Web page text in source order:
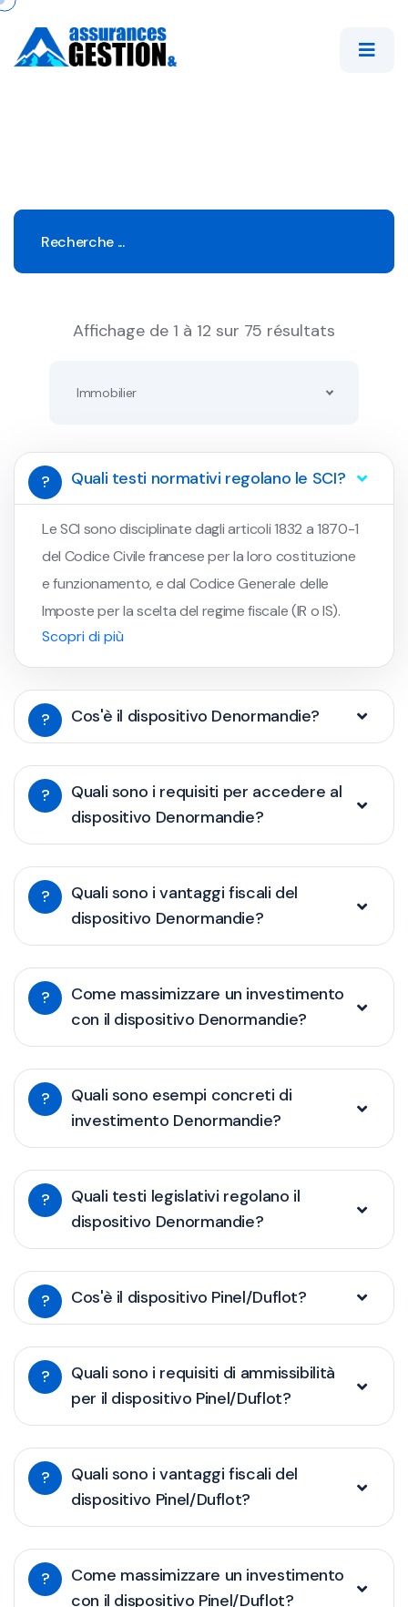
Affichage de 1 à 12 sur 75 résultats
Immobilier
? Quali testi normativi regolano le SCI?
Le SCI sono disciplinate dagli articoli 1832 a 1870-1
del Codice Civile francese per la loro costituzione
e funzionamento, e dal Codice Generale delle
Imposte per la scelta del regime fiscale (IR o IS).
Scopri di più
? Cos'è il dispositivo Denormandie?
?
Quali sono i requisiti per accedere al
dispositivo Denormandie?
?
Quali sono i vantaggi fiscali del
dispositivo Denormandie?
?
Come massimizzare un investimento
con il dispositivo Denormandie?
?
Quali sono esempi concreti di
investimento Denormandie?
?
Quali testi legislativi regolano il
dispositivo Denormandie?
? Cos'è il dispositivo Pinel/Duflot?
?
Quali sono i requisiti di ammissibilità
per il dispositivo Pinel/Duflot?
?
Quali sono i vantaggi fiscali del
dispositivo Pinel/Duflot?
?
Come massimizzare un investimento
con il dispositivo Pinel/Duflot?